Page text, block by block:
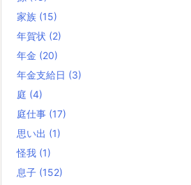
家族 (15)
年賀状 (2)
年金 (20)
年金支給日 (3)
庭 (4)
庭仕事 (17)
思い出 (1)
怪我 (1)
息子 (152)